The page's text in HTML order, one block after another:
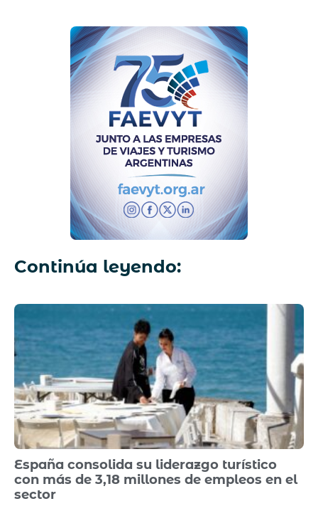
Continúa leyendo:
España consolida su liderazgo turístico
con más de 3,18 millones de empleos en el
sector